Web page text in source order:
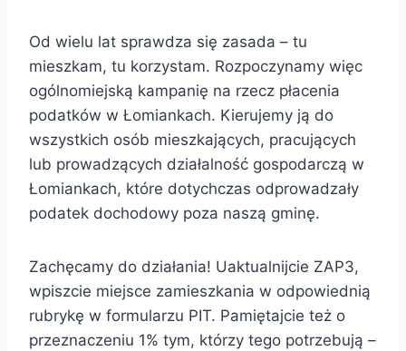
Od wielu lat sprawdza się zasada – tu
mieszkam, tu korzystam. Rozpoczynamy więc
ogólnomiejską kampanię na rzecz płacenia
podatków w Łomiankach. Kierujemy ją do
wszystkich osób mieszkających, pracujących
lub prowadzących działalność gospodarczą w
Łomiankach, które dotychczas odprowadzały
podatek dochodowy poza naszą gminę.
Zachęcamy do działania! Uaktualnijcie ZAP3,
wpiszcie miejsce zamieszkania w odpowiednią
rubrykę w formularzu PIT. Pamiętajcie też o
przeznaczeniu 1% tym, którzy tego potrzebują –